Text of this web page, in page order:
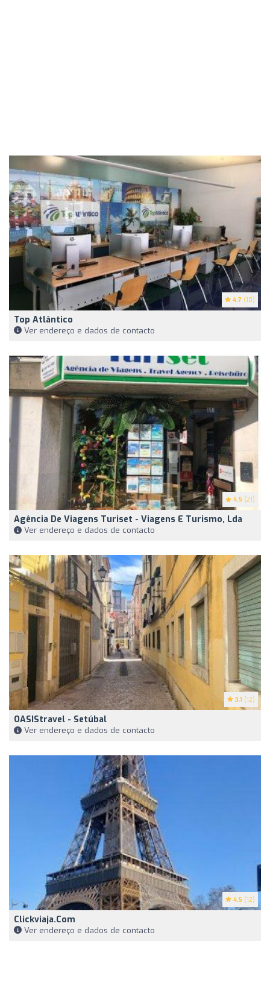
4.7 (10)
Top Atlântico
Ver endereço e dados de contacto
4.5 (21)
Agência De Viagens Turiset - Viagens E Turismo, Lda
Ver endereço e dados de contacto
3.1 (12)
OASIStravel - Setúbal
Ver endereço e dados de contacto
4.5 (12)
Clickviaja.com
Ver endereço e dados de contacto